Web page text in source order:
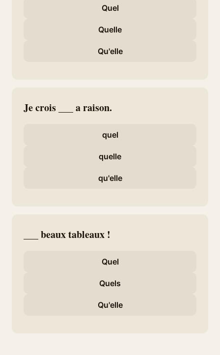
Quel
Quelle
Qu'elle
Je crois ___ a raison.
quel
quelle
qu'elle
___ beaux tableaux !
Quel
Quels
Qu'elle